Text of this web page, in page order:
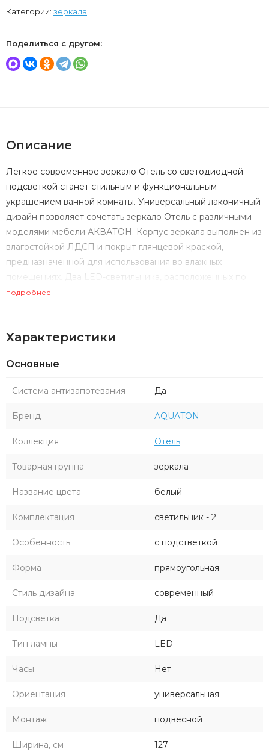
Категории: зеркала
Поделиться с другом:
Описание
Легкое современное зеркало Отель со светодиодной
подсветкой станет стильным и функциональным
украшением ванной комнаты. Универсальный лаконичный
дизайн позволяет сочетать зеркало Отель с различными
моделями мебели АКВАТОН. Корпус зеркала выполнен из
влагостойкой ЛДСП и покрыт глянцевой краской,
предназначенной для использования во влажных
помещениях. Два LED-светильника, расположенных по
бокам зеркала, обеспечат ровное и красивое свечение, а
подробнее
Характеристики
Основные
Система антизапотевания Да
Бренд AQUATON
Коллекция Отель
Товарная группа зеркала
Название цвета белый
Комплектация светильник - 2
Особенность с подстветкой
Форма прямоугольная
Стиль дизайна современный
Подсветка Да
Тип лампы LED
Часы Нет
Ориентация универсальная
Монтаж подвесной
Ширина, см 127